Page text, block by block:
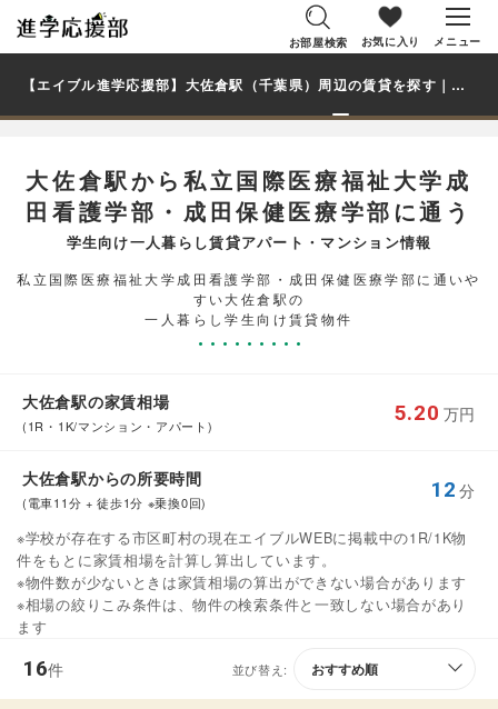
お部屋検索 お気に入り メニュー
【エイブル進学応援部】大佐倉駅（千葉県）周辺の賃貸を探す｜私立国際医療福祉大学成田看護学部・成田保健医療学部学生・大学生の一人暮らし向け賃貸マンション・アパート
大佐倉駅から私立国際医療福祉大学成
田看護学部・成田保健医療学部に通う
学生向け一人暮らし賃貸アパート・マンション情報
私立国際医療福祉大学成田看護学部・成田保健医療学部に通いや
すい大佐倉駅の
一人暮らし学生向け賃貸物件
大佐倉駅の家賃相場
(1R・1K/マンション・アパート)
5.20 万円
大佐倉駅からの所要時間
(電車11分 + 徒歩1分 ※乗換0回)
12 分
※学校が存在する市区町村の現在エイブルWEBに掲載中の1R/1K物
件をもとに家賃相場を計算し算出しています。
※物件数が少ないときは家賃相場の算出ができない場合があります
※相場の絞りこみ条件は、物件の検索条件と一致しない場合があり
ます
16件 並び替え: